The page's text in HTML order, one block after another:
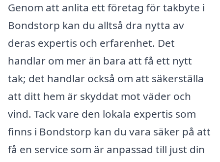
Genom att anlita ett företag för takbyte i
Bondstorp kan du alltså dra nytta av
deras expertis och erfarenhet. Det
handlar om mer än bara att få ett nytt
tak; det handlar också om att säkerställa
att ditt hem är skyddat mot väder och
vind. Tack vare den lokala expertis som
finns i Bondstorp kan du vara säker på att
få en service som är anpassad till just din